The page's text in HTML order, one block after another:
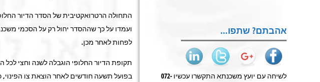
התחולה הרטרואקטיבית של הסדר הדיור
ועמדו על כך שההסדר יחול רק על הסכמי
לפחות לאחר מכן.
תקופת הדיור החלופי הוגבלה לשנה וחצי לכל
בפועל תשעה חודשים לאחר הוצאת צו הפינוי,
אהבתם? שתפו…
לשיחה עם יועץ משכנתא התקשרו עכשיו 072-